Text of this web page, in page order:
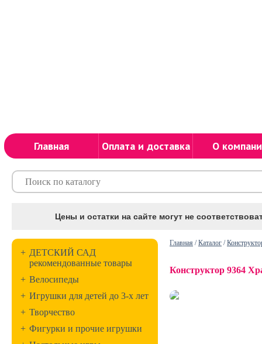
Главная Оплата и доставка О
Цены и остатки на сайте могут не
+ ДЕТСКИЙ САД
рекомендованные товары
+ Велосипеды
+ Игрушки для детей до 3-х лет
+ Творчество
+ Фигурки и прочие игрушки
Главная /Каталог /
Конструктор 9364